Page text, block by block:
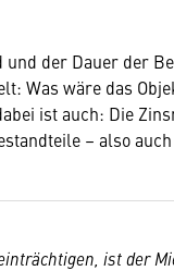
der Dauer der
Was wäre das
ist auch: Die
– also auch
ist der